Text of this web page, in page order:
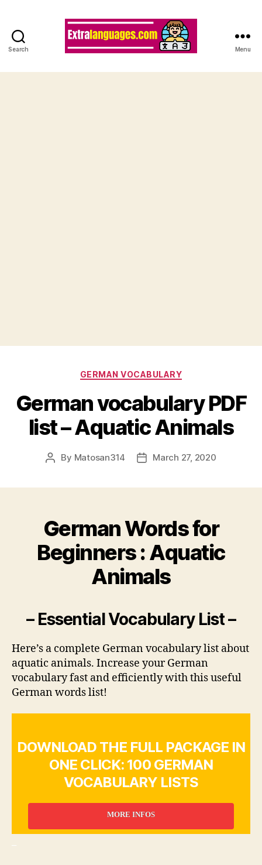
Search Menu
Categories
GERMAN VOCABULARY
German vocabulary PDF
list – Aquatic Animals
Post
By Matosan314
PostMarch 27, 2020
German Words for
Beginners : Aquatic
Animals
– Essential Vocabulary List –
Here’s a complete German vocabulary list about
aquatic animals. Increase your German
vocabulary fast and efficiently with this useful
German words list!
DOWNLOAD THE FULL PACKAGE IN
ONE CLICK: 100 GERMAN
VOCABULARY LISTS
MORE INFOS